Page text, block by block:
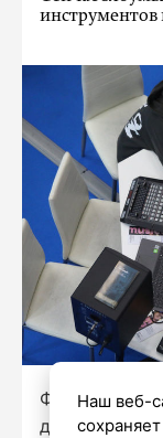
инструментов
Фото: Роман
дневник»
Наш веб-